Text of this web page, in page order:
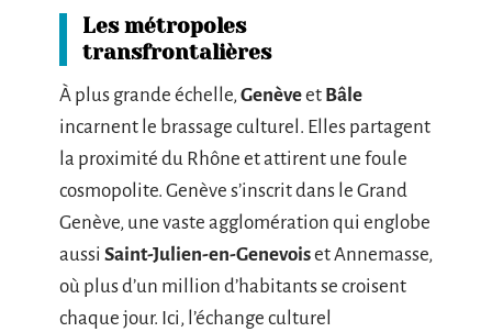
Les métropoles
transfrontalières
À plus grande échelle,Genèveet Bâle
incarnent le brassage culturel. Elles partagent
la proximité du Rhône et attirent une foule
cosmopolite. Genève s’inscrit dans le Grand
Genève, une vaste agglomération qui englobe
aussi Saint-Julien-en-Genevoiset Annemasse,
où plus d’un million d’habitants se croisent
chaque jour. Ici, l’échange culturel